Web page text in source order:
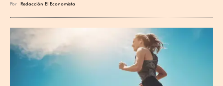
Por Redacción El Economista